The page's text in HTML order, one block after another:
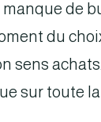
de
du
sens
sur toute